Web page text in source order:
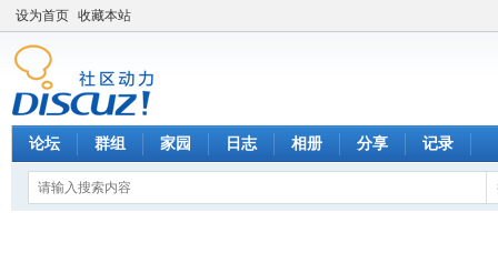
设为首页 收藏本站
论坛 群组 家园 日志 相册 分享 记录